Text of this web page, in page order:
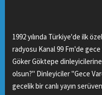
1992 yılında Türkiye'de ilk
radyosu Kanal 99 Fm'de gece
Göker Göktepe
olsun?" Dinleyiciler "Gece
gecelik bir canlı yayın